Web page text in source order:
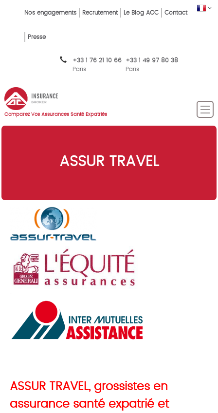
content
FR
Top
Menu
FR
Nos engagements Recrutement Le Blog AOC Contact
Presse
+33 1 76 21 10 66
Paris
+33 1 49 97 80 38
Paris
Comparez Vos Assurances Santé Expatriés
ASSUR TRAVEL
ASSUR TRAVEL, grossistes en
assurance santé expatrié et